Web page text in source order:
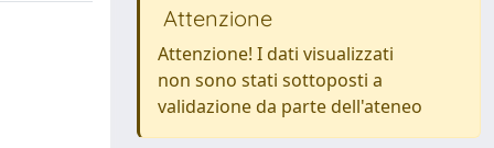
Attenzione
Attenzione! I dati visualizzati
non sono stati sottoposti a
validazione da parte dell'ateneo